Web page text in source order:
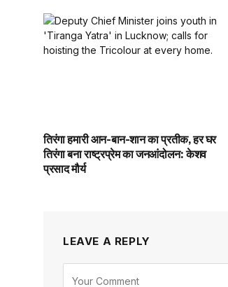
तिरंगा हमारी आन-बान-शान का प्रतीक, हर घर
तिरंगा बना राष्ट्रप्रेम का जनआंदोलन: केशव
प्रसाद मौर्य
LEAVE A REPLY